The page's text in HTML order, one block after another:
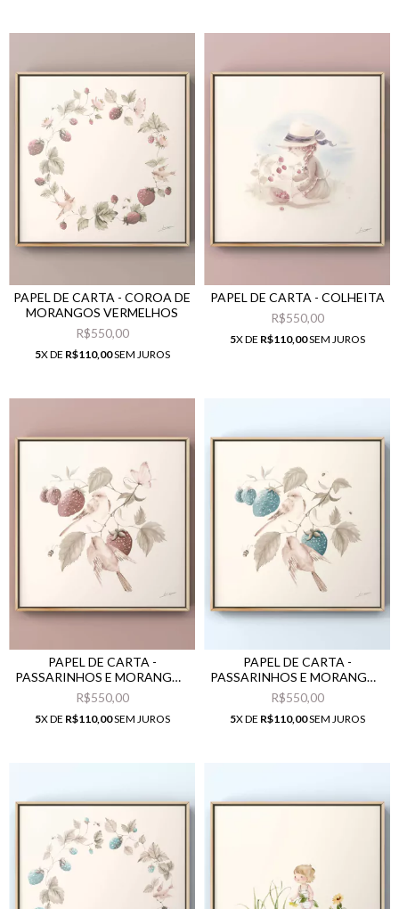
PAPEL DE CARTA - COROA DE
MORANGOS VERMELHOS
R$550,00
5X DE R$110,00SEM JUROS
PAPEL DE CARTA - COLHEITA
R$550,00
5X DE R$110,00SEM JUROS
PAPEL DE CARTA -
PASSARINHOS E MORANGOS
VERMELHOS
R$550,00
5X DE R$110,00SEM JUROS
PAPEL DE CARTA -
PASSARINHOS E MORANGOS
AZUIS
R$550,00
5X DE R$110,00SEM JUROS